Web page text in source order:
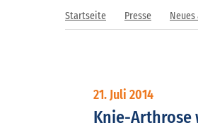
Startseite Presse
21. Juli 2014
Knie-Arthrose